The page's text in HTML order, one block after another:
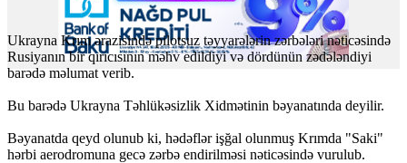
Ukrayna Krım ərazisində pilotsuz təyyarələrin zərbələri nəticəsində
Rusiyanın bir qırıcısının məhv edildiyi və dördünün zədələndiyi
barədə məlumat verib.
Bu barədə Ukrayna Təhlükəsizlik Xidmətinin bəyanatında deyilir.
Bəyanatda qeyd olunub ki, hədəflər işğal olunmuş Krımda "Saki"
hərbi aerodromuna gecə zərbə endirilməsi nəticəsində vurulub.